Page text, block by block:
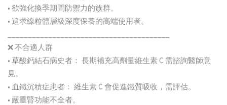
• 欲強化換季期間防禦力的族群。
• 追求線粒體層級深度保養的高端使用者。
❌ 不合適人群
• 草酸鈣結石病史者： 長期補充高劑量維生素 C 需諮詢醫師意
見。
• 血鐵沉積症患者： 維生素 C 會促進鐵質吸收，需評估。
• 嚴重腎功能不全者。